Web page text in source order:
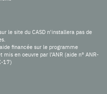
le site du CASD n'installera pas de
financée sur le programme
mis en oeuvre par l’ANR (aide n° ANR-
17)